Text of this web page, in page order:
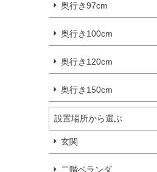
奥行き97cm
奥行き100cm
奥行き120cm
奥行き150cm
設置場所から選ぶ
玄関
二階ベランダ